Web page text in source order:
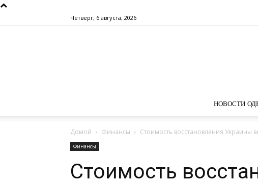
Четверг, 6 августа, 2026
НОВОСТИ
Домой Финансы Стоимость восстановления Украины
Финансы
Стоимость